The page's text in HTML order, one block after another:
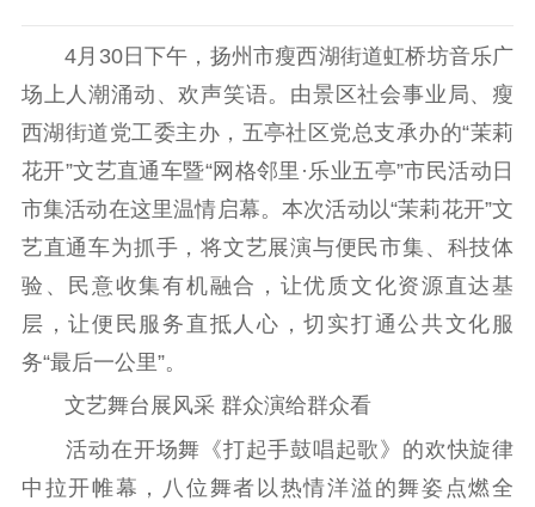
信息公开年度报
告
政策法规
工作动态
理论武装
理论学习 宣传宣讲 研究阐释
哲学社科
社科强省
江苏文脉
资料下载
新闻宣传
4月30日下午，扬州市瘦西湖街道虹桥坊音乐广
场上人潮涌动、欢声笑语。由景区社会事业局、瘦
西湖街道党工委主办，五亭社区党总支承办的“茉莉
花开”文艺直通车暨“网格邻里·乐业五亭”市民活动日
市集活动在这里温情启幕。本次活动以“茉莉花开”文
艺直通车为抓手，将文艺展演与便民市集、科技体
验、民意收集有机融合，让优质文化资源直达基
层，让便民服务直抵人心，切实打通公共文化服
务“最后一公里”。
文艺舞台展风采 群众演给群众看
活动在开场舞《打起手鼓唱起歌》的欢快旋律
中拉开帷幕，八位舞者以热情洋溢的舞姿点燃全